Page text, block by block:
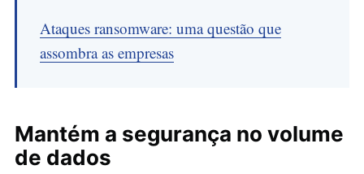
Ataques ransomware: uma questão que
assombra as empresas
Mantém a segurança no volume
de dados